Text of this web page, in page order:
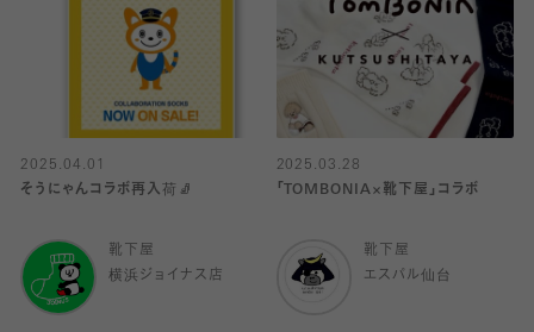
2025.04.01
そうにゃんコラボ再入荷🧦
靴下屋
横浜ジョイナス店
2025.03.28
「TOMBONIA×靴下屋」コラボ
靴下屋
エスパル仙台